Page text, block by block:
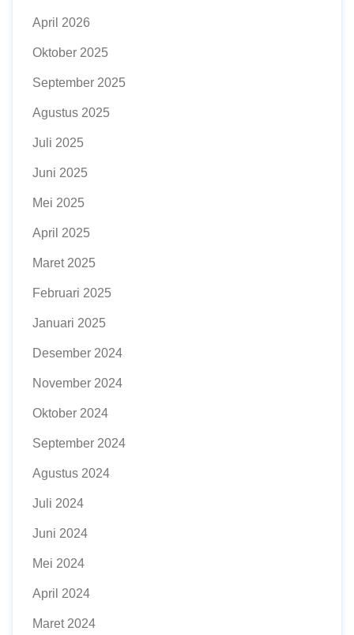
April 2026
Oktober 2025
September 2025
Agustus 2025
Juli 2025
Juni 2025
Mei 2025
April 2025
Maret 2025
Februari 2025
Januari 2025
Desember 2024
November 2024
Oktober 2024
September 2024
Agustus 2024
Juli 2024
Juni 2024
Mei 2024
April 2024
Maret 2024